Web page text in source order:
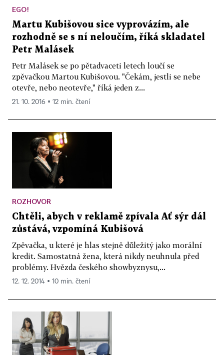
EGO!
Martu Kubišovou sice vyprovázím, ale
rozhodně se s ní neloučím, říká skladatel
Petr Malásek
Petr Malásek se po pětadvaceti letech loučí se
zpěvačkou Martou Kubišovou. "Čekám, jestli se nebe
otevře, nebo neotevře," říká jeden z...
21. 10. 2016 ▪ 12 min. čtení
ROZHOVOR
Chtěli, abych v reklamě zpívala Ať sýr dál
zůstává, vzpomíná Kubišová
Zpěvačka, u které je hlas stejně důležitý jako morální
kredit. Samostatná žena, která nikdy neuhnula před
problémy. Hvězda českého showbyznysu,...
12. 12. 2014 ▪ 10 min. čtení